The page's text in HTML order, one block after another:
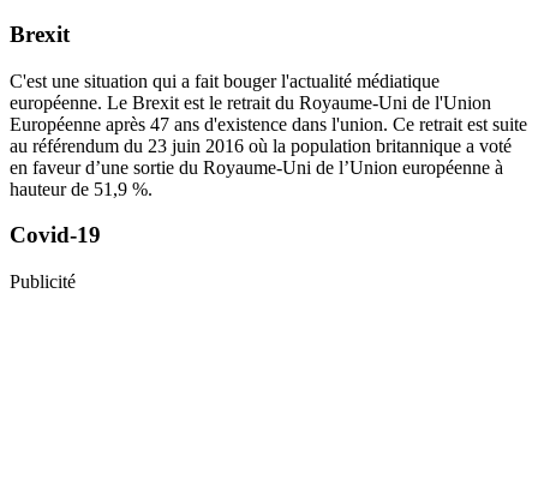
Brexit
C'est une situation qui a fait bouger l'actualité médiatique
européenne. Le Brexit est le retrait du Royaume-Uni de l'Union
Européenne après 47 ans d'existence dans l'union. Ce retrait est suite
au référendum du 23 juin 2016 où la population britannique a voté
en faveur d’une sortie du Royaume-Uni de l’Union européenne à
hauteur de 51,9 %.
Covid-19
Publicité